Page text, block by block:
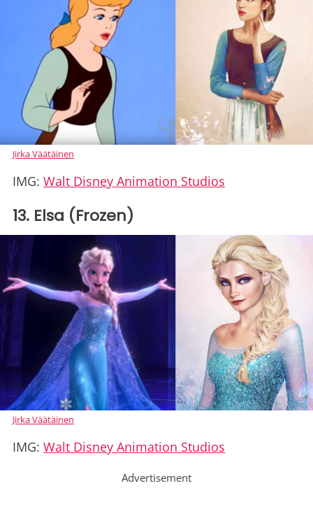
Jirka Väätäinen
IMG: Walt Disney Animation Studios
13. Elsa (Frozen)
Jirka Väätäinen
IMG: Walt Disney Animation Studios
Advertisement